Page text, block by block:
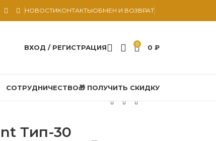
НОВОСТИКОНТАКТЫОБМЕН И ВОЗВРАТ
ВХОД / РЕГИСТРАЦИЯ 0 0 ₽
СОТРУДНИЧЕСТВО🎁 ПОЛУЧИТЬ СКИДКУ
Тип-30